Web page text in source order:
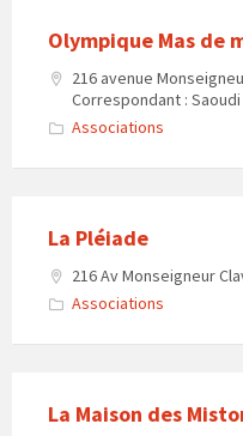
Olympique Mas de
216 avenue
Correspondant : Saoudi
Associations
La Pléiade
216 Av Monseigneur
Associations
La Maison des